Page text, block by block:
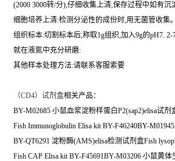
(2000 3000转/分),仔细收集上清,保存过程中如有沉
细胞培养上清:检测分泌性的成份时,用无菌管收集
组织标本:切割标本后,称取1g组织,加入9g的pH7.
就在液氮中充分研磨:
其他样本处理方法:请联系客服索要
（CD4）试剂盒相关产品：
BY-M02685 小鼠血浆淀粉样蛋白P2(sap2)elisa试
Fish Immunoglobulin Elisa kit BY-F46240BY-
BY-QT6291 淀粉酶(AMS)elisa检测试剂盒Fish
Fish CAP Elisa kit BY-F45691BY-M03206 小鼠黄